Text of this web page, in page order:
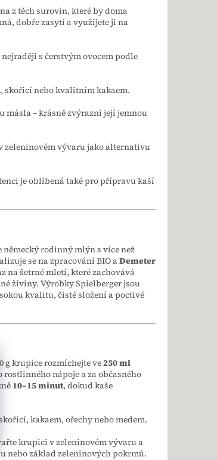
z těch surovin, které by doma
dobře zasytí a využijete ji na
s čerstvým ovocem podle
skořicí nebo kvalitním kakaem.
másla – krásně zvýrazní její jemnou
zeleninovém vývaru jako alternativu
je oblíbená také pro přípravu kaší
německý rodinný mlýn s více než
se na zpracování BIO aDemeter
na šetrné mletí, které zachovává
živiny. Výrobky Spielberger jsou
kvalitu, čisté složení a poctivé
g krupice rozmíchejte ve250 ml
rostlinného nápoje a za občasného
10–15 minut, dokud kaše
kakaem, ořechy nebo medem.
krupici v zeleninovém vývaru a
nebo základ zeleninových pokrmů.